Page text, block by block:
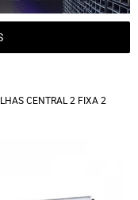
CENTRAL 2 FIXA 2